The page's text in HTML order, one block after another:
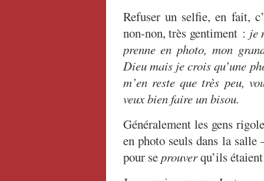
Refuser un selfie, en fait,
non-non, très gentiment : je
prenne en photo, mon
Dieu mais je crois qu’une
m’en reste que très peu,
veux bien faire un bisou.
Généralement les gens
en photo seuls dans la
pour seprouverqu’ils